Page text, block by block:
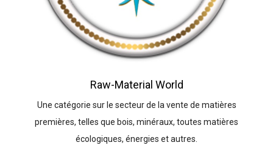
Raw-Material World
Une catégorie sur le secteur de la vente de matières
premières, telles que bois, minéraux, toutes matières
écologiques, énergies et autres.